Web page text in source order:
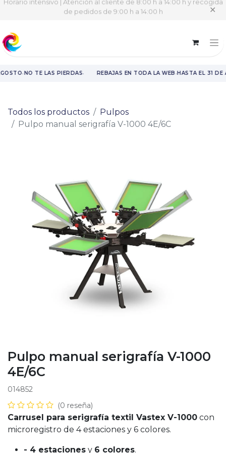
Horario intensivo | Atención al cliente de 8:00 h a 14:00 h y recogida
de pedidos de 9:00 h a 14:00 h
✕
·NO TE LAS PIERDAS· REBAJAS EN TODA LA WEB·HASTA EL 31 DE
Todos los productos
Pulpos
Pulpo manual serigrafía V-1000 4E/6C
Pulpo manual serigrafía V-1000
4E/6C
014852
(0 reseña)
Carrusel para serigrafía textil Vastex V-1000 con
microregistro de 4 estaciones y 6 colores.
- 4 estaciones y 6 colores.